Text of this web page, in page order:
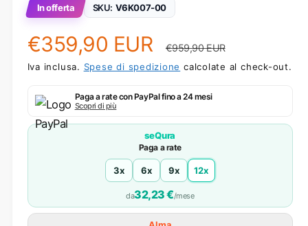
In offerta SKU: V6K007-00
Prezzo scontato
€359,90 EUR Prezzo di
€959,90 EUR
Iva inclusa. Spese di spedizione calcolate al check-out.
Paga a rate con PayPal fino a 24 mesi
Scopri di più
seQura
Paga a rate
3x 6x 9x 12x
da32,23 €/mese